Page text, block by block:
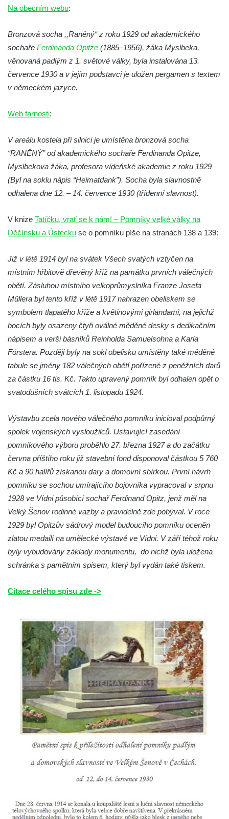
Hrob Jana Foitla na hřbitově ve Velešíně
Pomník obětem 2. světové války na hřbitově
u kostela svatého Václava ve Velešíně
Pamětní deska 240 MILES TO FREEDOM u
Kamarýta ve Velešíně
náměstí J. V. Kamarýta ve Velešíně
Pomník obětem 1. světové války v Dolním
Předoníně
Pamětní deska obětem 1. světové války v
Plavu
Kenotaf Pepiho Meisela na hřbitově v
Dolním Podluží
Kenotaf Antona Klause na hřbitově v
Dolním Podluží
Kenotaf Heinricha Klause na hřbitově v
Dolním Podluží
Podluží
Pomník obětem 1. světové války na
židovském hřbitově v Mostě
Hrob Aloise Podrábského na hřbitově v
Pamětní deska Miroslava Švice na domě
čp. 43 v Lužci nad Vltavou
Pomník obětem 2. světové války v ulici 1.
máje v Lužci nad Vltavou
Pomník obětem válek v ulici 1. máje v Lužci
nad Vltavou
Vojkovic
Hostíně u Vojkovic
Kenotaf Václava Floriána na hřbitově v
Lužci nad Vltavou
Kenotaf Miloslava Švice na hřbitově v Lužci
nad Vltavou
Hrob Václava Kufnera na hřbitově v Lužci
nad Vltavou
Pomník vojákům Rudé armády na hřbitově
v Lužci nad Vltavou
Pomník Ladislava Sedláčka a Karla Pelce u
Hrobčicích
Na obecním webu:
Bronzová socha ,,Raněný“ z roku 1929 od akademického
sochaře Ferdinanda Opitze (1885–1956), žáka Myslbeka,
věnovaná padlým z 1. světové války, byla instalována 13.
července 1930 a v jejím podstavci je uložen pergamen s textem
v německém jazyce.
Web farnosti:
V areálu kostela při silnici je umístěna bronzová socha
“RANĚNÝ” od akademického sochaře Ferdinanda Opitze,
Myslbekova žáka, profesora vídeňské akademie z roku 1929
(Byl na soklu nápis “Heimatdank”). Socha byla slavnostně
odhalena dne 12. – 14. července 1930 (třídenní slavnost).
V knize Tatíčku, vrať se k nám! – Pomníky velké války na
Děčínsku a Ústecku se o pomníku píše na stranách 138 a 139:
Již v létě 1914 byl na svátek Všech svatých vztyčen na
místním hřbitově dřevěný kříž na památku prvních válečných
obětí. Zásluhou místního velkoprůmyslníka Franze Josefa
Müllera byl tento kříž v létě 1917 nahrazen obeliskem se
symbolem tlapatého kříže a květinovými girlandami, na jejichž
bocích byly osazeny čtyři oválné měděné desky s dedikačním
nápisem a verši básníků Reinholda Samuelsohna a Karla
Förstera. Později byly na sokl obelisku umístěny také měděné
tabule se jmény 182 válečných obětí pořízené z peněžních darů
za částku 16 tis. Kč. Takto upravený pomník byl odhalen opět o
svatodušních svátcích 1. listopadu 1924.
Výstavbu zcela nového válečného pomníku inicioval podpůrný
spolek vojenských vysloužilců. Ustavující zasedání
pomníkového výboru proběhlo 27. března 1927 a do začátku
června příštího roku již stavební fond disponoval částkou 5 760
Kč a 90 halířů získanou dary a domovní sbírkou. První návrh
pomníku se sochou umírajícího bojovníka vypracoval v srpnu
1928 ve Vídni působící sochař Ferdinand Opitz, jenž měl na
Velký Šenov rodinné vazby a pravidelně zde pobýval. V roce
1929 byl Opitzův sádrový model budoucího pomníku oceněn
zlatou medailí na umělecké výstavě ve Vídni. V září téhož roku
byly vybudovány základy monumentu, do nichž byla uložena
schránka s pamětním spisem, který byl vydán také tiskem.
Citace celého spisu zde ->